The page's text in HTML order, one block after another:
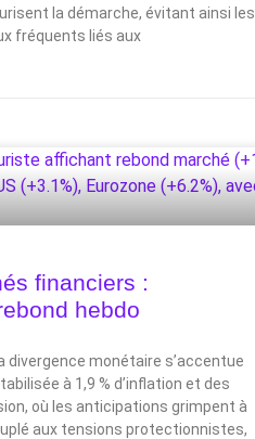
la démarche, évitant ainsi les
fréquents liés aux
financiers :
hebdo
divergence monétaire s’accentue
à 1,9 % d’inflation et des
où les anticipations grimpent à
aux tensions protectionnistes,